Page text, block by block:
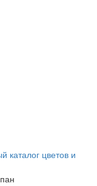
каталог цветов и